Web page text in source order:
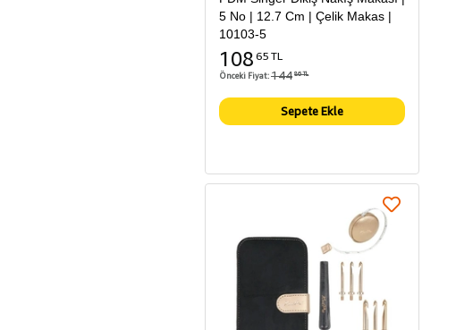
5 No | 12.7 Cm | Çelik Makas |
10103-5
108 65 TL
Önceki Fiyat:144 86 TL
Sepete Ekle